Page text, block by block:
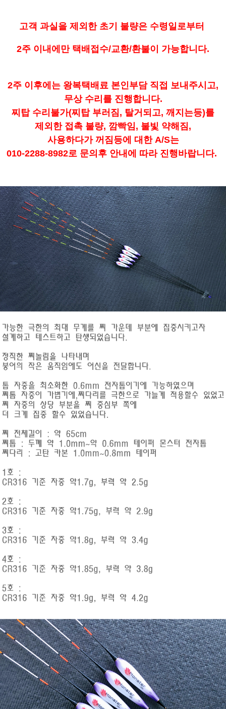
고객 과실을 제외한 초기 불량은 수령일로부터
2주 이내에만 택배접수/교환/환불이 가능합니다.
2주 이후에는 왕복택배료 본인부담 직접 보내주시고,
무상 수리를 진행합니다.
찌탑 수리불가(찌탑 부러짐, 탈거되고, 깨지는등)를
제외한 접촉 불량, 깜빡임, 불빛 약해짐,
사용하다가 꺼짐등에 대한 A/S는
010-2288-8982로 문의후 안내에 따라 진행바랍니다.